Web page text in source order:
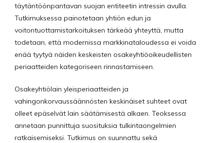
täytäntöönpantavan suojan entiteetin intressin avulla.
Tutkimuksessa painotetaan yhtiön edun ja
voitontuottamistarkoituksen tärkeää yhteyttä, mutta
todetaan, että modernissa markkinataloudessa ei voida
enää tyytyä näiden keskeisten osakeyhtiöoikeudellisten
periaatteiden kategoriseen rinnastamiseen.
Osakeyhtiölain yleisperiaatteiden ja
vahingonkorvaussäännösten keskinäiset suhteet ovat
olleet epäselvät lain säätämisestä alkaen. Teoksessa
annetaan punnittuja suosituksia tulkintaongelmien
ratkaisemiseksi. Tutkimus on suunnattu sekä